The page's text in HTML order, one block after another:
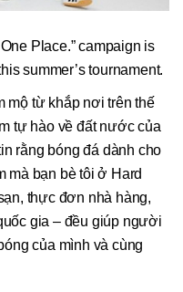
Place.” campaign is
summer’s tournament.
mộ từ khắp nơi trên thế
tự hào về đất nước của
rằng bóng đá dành cho
mà bạn bè tôi ở Hard
thực đơn nhà hàng,
gia – đều giúp người
của mình và cùng